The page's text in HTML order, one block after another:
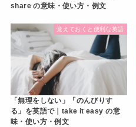
share の意味・使い方・例文
覚えておくと便利な英語
「無理をしない」「のんびりす
る」を英語で｜take it easy の意
味・使い方・例文